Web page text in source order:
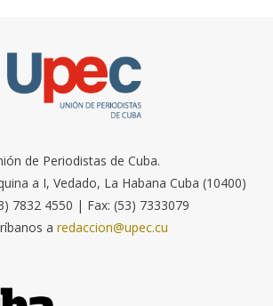
de Periodistas de Cuba.
a I, Vedado, La Habana Cuba (10400)
7832 4550 | Fax: (53) 7333079
a redaccion@upec.cu